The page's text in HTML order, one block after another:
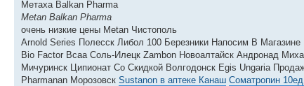
Метаха Balkan Pharma
Metan Balkan Pharma
очень низкие цены Metan Чистополь
Arnold Series Полесск Либол 100 Березники Напосим В
Bio Factor Bcaa Соль-Илецк Zambon Новоалтайск Андронад
Мичуринск Ципионат Со Скидкой Волгодонск Egis Ungaria
Pharmanan Морозовск Sustanon в аптеке Канаш Cоматропин